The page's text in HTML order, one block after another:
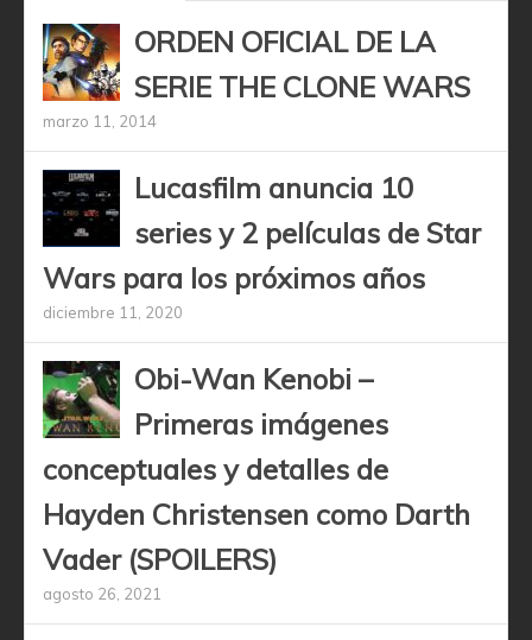
ORDEN OFICIAL DE LA
SERIE THE CLONE WARS
marzo 11, 2014
Lucasfilm anuncia 10
series y 2 películas de Star
Wars para los próximos años
diciembre 11, 2020
Obi-Wan Kenobi –
Primeras imágenes
conceptuales y detalles de
Hayden Christensen como Darth
Vader (SPOILERS)
agosto 26, 2021